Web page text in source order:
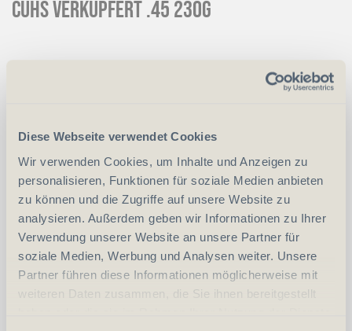
Diese Webseite verwendet Cookies
Wir verwenden Cookies, um Inhalte und Anzeigen zu
personalisieren, Funktionen für soziale Medien anbieten
zu können und die Zugriffe auf unsere Website zu
analysieren. Außerdem geben wir Informationen zu Ihrer
Verwendung unserer Website an unsere Partner für
soziale Medien, Werbung und Analysen weiter. Unsere
Partner führen diese Informationen möglicherweise mit
weiteren Daten zusammen, die Sie ihnen bereitgestellt
CuHS verkupfert .45 230g
Art.54381
vergleichen
Anzahl Pack
In den Warenkorb
Erwerbsvoraussetzung: